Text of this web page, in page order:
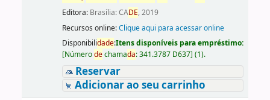
Editora: Brasília: CADE, 2019
Recursos online:Clique aqui para acessar online
Disponibilidade:Itens disponíveis para empréstimo:
[Númerodechamada:341.3787 D637] (1).
Reservar
Adicionar ao seu carrinho